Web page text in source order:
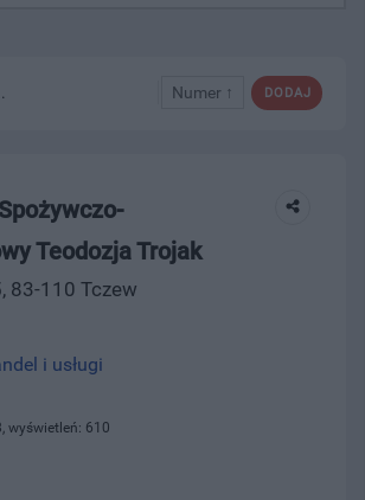
DODAJ
Numer ↑
Teodozja Trojak
83-110 Tczew
i usługi
wyświetleń: 610